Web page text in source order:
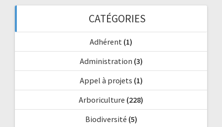
CATÉGORIES
Adhérent (1)
Administration (3)
Appel à projets (1)
Arboriculture (228)
Biodiversité (5)